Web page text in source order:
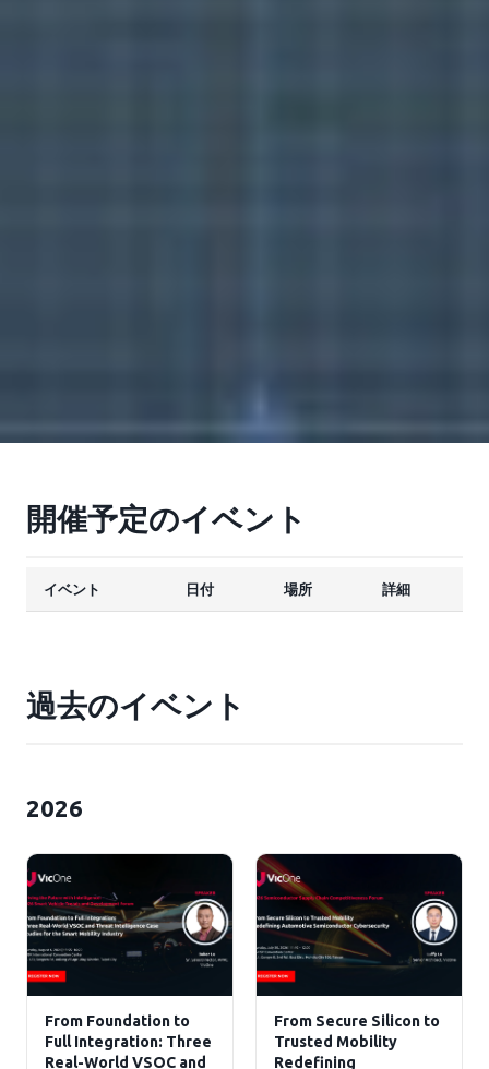
開催予定のイベント
イベント 日付 場所 詳細
過去のイベント
2026
From Foundation to
Full Integration: Three
Real-World VSOC and
From Secure Silicon to
Trusted Mobility
Redefining